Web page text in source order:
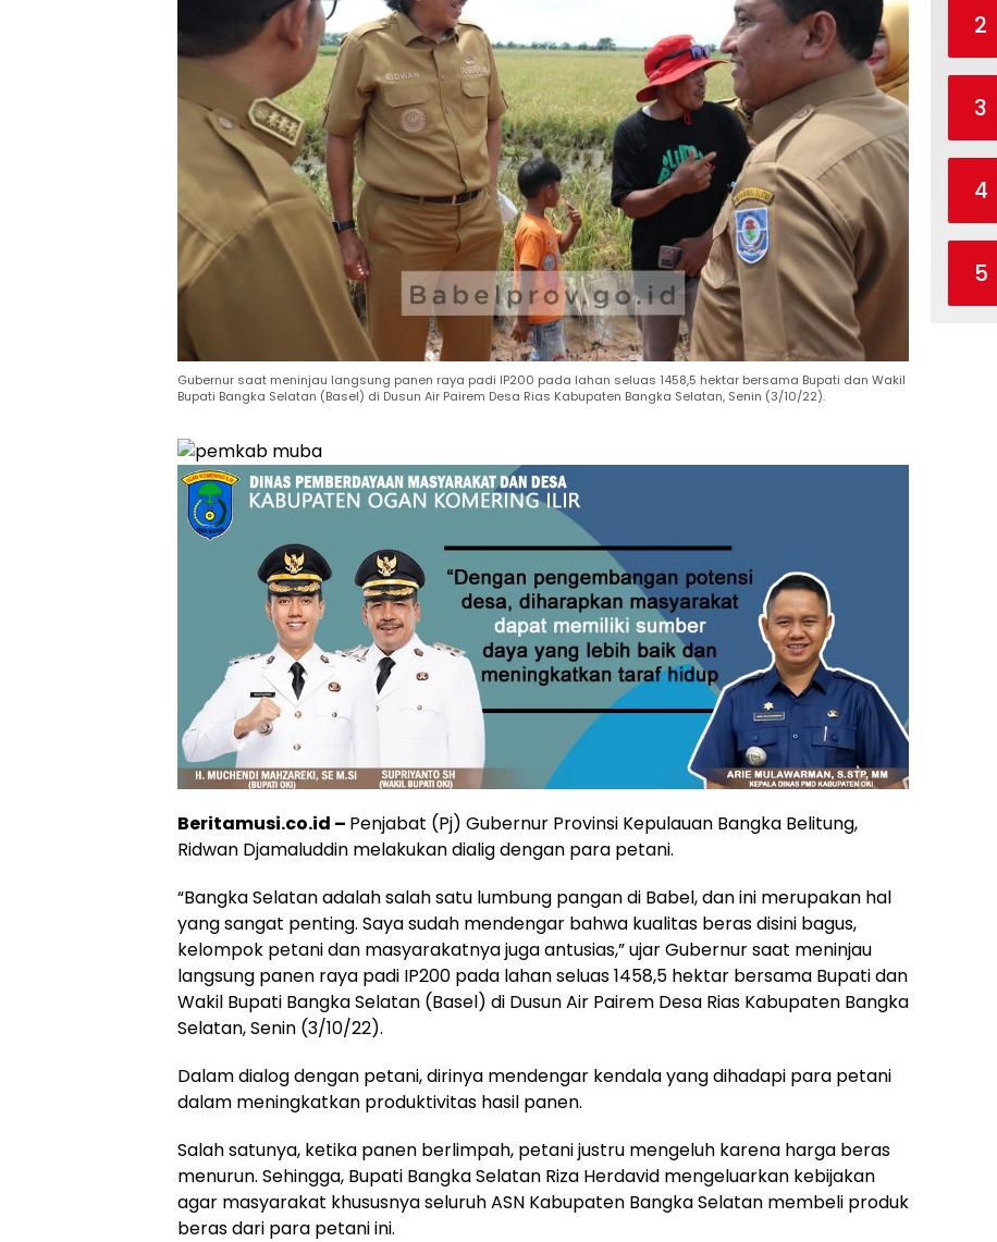
Gubernur saat meninjau langsung panen raya padi IP200 pada lahan seluas 1458,5 hektar bersama Bupati dan Wakil
Bupati Bangka Selatan (Basel) di Dusun Air Pairem Desa Rias Kabupaten Bangka Selatan, Senin (3/10/22).
Beritamusi.co.id – Penjabat (Pj) Gubernur Provinsi Kepulauan Bangka Belitung,
Ridwan Djamaluddin melakukan dialig dengan para petani.
“Bangka Selatan adalah salah satu lumbung pangan di Babel, dan ini merupakan hal
yang sangat penting. Saya sudah mendengar bahwa kualitas beras disini bagus,
kelompok petani dan masyarakatnya juga antusias,” ujar Gubernur saat meninjau
langsung panen raya padi IP200 pada lahan seluas 1458,5 hektar bersama Bupati dan
Wakil Bupati Bangka Selatan (Basel) di Dusun Air Pairem Desa Rias Kabupaten Bangka
Selatan, Senin (3/10/22).
Dalam dialog dengan petani, dirinya mendengar kendala yang dihadapi para petani
dalam meningkatkan produktivitas hasil panen.
Salah satunya, ketika panen berlimpah, petani justru mengeluh karena harga beras
menurun. Sehingga, Bupati Bangka Selatan Riza Herdavid mengeluarkan kebijakan
agar masyarakat khususnya seluruh ASN Kabupaten Bangka Selatan membeli produk
beras dari para petani ini.
2
3
4
5